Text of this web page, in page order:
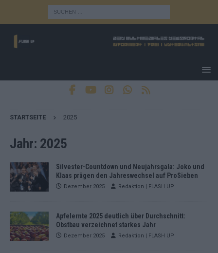
STARTSEITE 2025
Jahr: 2025
Silvester-Countdown und Neujahrsgala: Joko und
Klaas prägen den Jahreswechsel auf ProSieben
Dezember 2025 Redaktion | FLASH UP
Apfelernte 2025 deutlich über Durchschnitt:
Obstbau verzeichnet starkes Jahr
Dezember 2025 Redaktion | FLASH UP